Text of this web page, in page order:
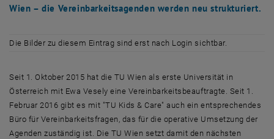
Wien – die Vereinbarkeitsagenden werden neu strukturiert.
Die Bilder zu diesem Eintrag sind erst nach Login sichtbar.
Seit 1. Oktober 2015 hat die TU Wien als erste Universität in
Österreich mit Ewa Vesely eine Vereinbarkeitsbeauftragte. Seit 1.
Februar 2016 gibt es mit "TU Kids & Care" auch ein entsprechendes
Büro für Vereinbarkeitsfragen, das für die operative Umsetzung der
Agenden zuständig ist. Die TU Wien setzt damit den nächsten